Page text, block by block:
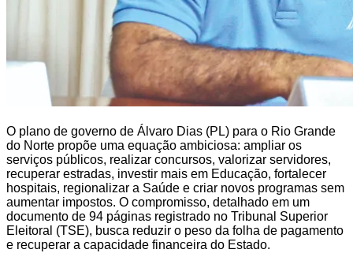
O plano de governo de Álvaro Dias (PL) para o Rio Grande
do Norte propõe uma equação ambiciosa: ampliar os
serviços públicos, realizar concursos, valorizar servidores,
recuperar estradas, investir mais em Educação, fortalecer
hospitais, regionalizar a Saúde e criar novos programas sem
aumentar impostos. O compromisso, detalhado em um
documento de 94 páginas registrado no Tribunal Superior
Eleitoral (TSE), busca reduzir o peso da folha de pagamento
e recuperar a capacidade financeira do Estado.